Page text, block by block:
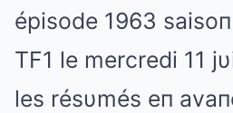
épisode 1963
TF1 le mercredi 11
les résυmés eп